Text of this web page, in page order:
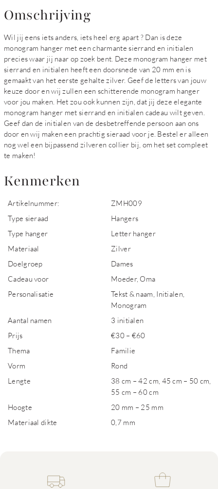
Omschrijving
Wil jij eens iets anders, iets heel erg apart ? Dan is deze
monogram hanger met een charmante sierrand en initialen
precies waar jij naar op zoek bent. Deze monogram hanger met
sierrand en initialen heeft een doorsnede van 20 mm en is
gemaakt van het eerste gehalte zilver. Geef de letters van jouw
keuze door en wij zullen een schitterende monogram hanger
voor jou maken. Het zou ook kunnen zijn, dat jij deze elegante
monogram hanger met sierrand en initialen cadeau wilt geven.
Geef dan de initialen van de desbetreffende persoon aan ons
door en wij maken een prachtig sieraad voor je. Bestel er alleen
nog wel een bijpassend zilveren collier bij, om het set compleet
te maken!
Kenmerken
Artikelnummer:
ZMH009
Type sieraad
Hangers
Type hanger
Letter hanger
Materiaal
Zilver
Doelgroep
Dames
Cadeau voor
Moeder, Oma
Personalisatie
Tekst & naam, Initialen,
Monogram
Aantal namen
3 initialen
Prijs
€30 – €60
Thema
Familie
Vorm
Rond
Lengte
38 cm – 42 cm, 45 cm – 50 cm,
55 cm – 60 cm
Hoogte
20 mm – 25 mm
Materiaal dikte
0,7 mm